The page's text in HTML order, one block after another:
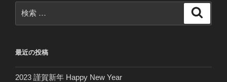
索:
最近の投稿
2023 謹賀新年 Happy New Year